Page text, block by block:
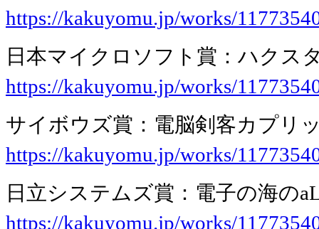
https://kakuyomu.jp/works/
日本マイクロソフト賞：ハクス
https://kakuyomu.jp/works/
サイボウズ賞：電脳剣客カプリ
https://kakuyomu.jp/works/
日立システムズ賞：電子の海の
https://kakuyomu.jp/works/